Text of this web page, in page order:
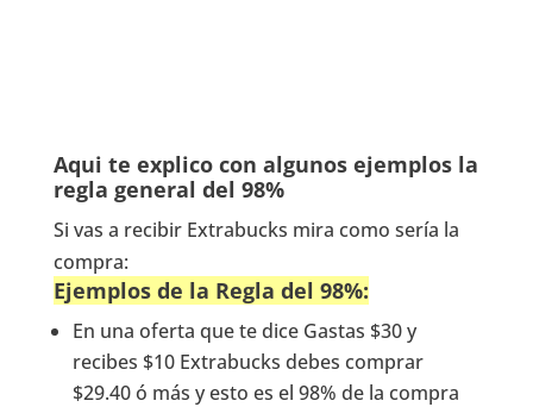
Aqui te explico con algunos ejemplos la
regla general del 98%
Si vas a recibir Extrabucks mira como sería la
compra:
Ejemplos de la Regla del 98%:
En una oferta que te dice Gastas $30 y
recibes $10 Extrabucks debes comprar
$29.40 ó más y esto es el 98% de la compra